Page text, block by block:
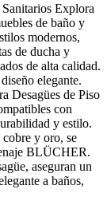
Explora
de baño y
modernos,
de ducha y
de alta calidad.
elegante.
Desagües de Piso
con
y estilo.
y oro, se
BLÜCHER.
aseguran un
a baños,